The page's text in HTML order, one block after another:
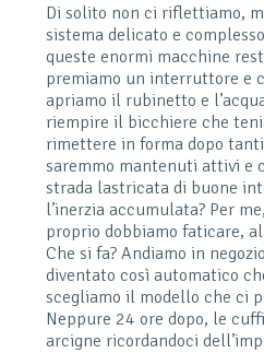
Di solito non ci riflettiamo,
sistema delicato e
queste enormi macchine
premiamo un interruttore e
apriamo il rubinetto e
riempire il bicchiere che
rimettere in forma dopo
saremmo mantenuti attivi e
strada lastricata di buone
l’inerzia accumulata? Per
proprio dobbiamo faticare,
Che si fa? Andiamo in
diventato così automatico
scegliamo il modello che ci
Neppure 24 ore dopo, le
arcigne ricordandoci